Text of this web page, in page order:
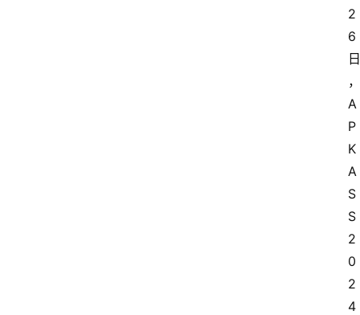
2
6
日
，
A
P
K
A
S
S
2
0
2
4